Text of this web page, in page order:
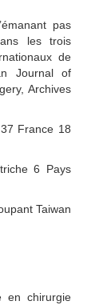
pas
les trois
de
Journal of
Archives
France 18
6 Pays
Taiwan
en chirurgie